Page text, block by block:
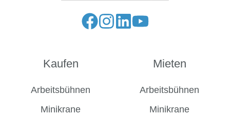
FolgeFolgeFolge
LinkedIn
Folge
YouTube
Kaufen
Arbeitsbühnen
Minikrane
Mieten
Arbeitsbühnen
Minikrane